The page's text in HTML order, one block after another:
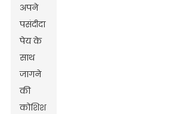
अपने
पसंदीदा
पेय के
साथ
जागने
की
कोशिश